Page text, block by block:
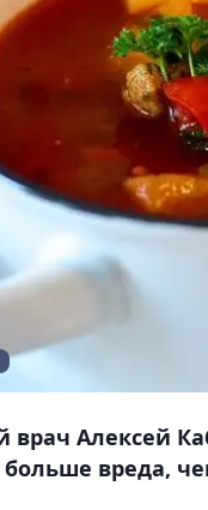
врач Алексей
вреда,